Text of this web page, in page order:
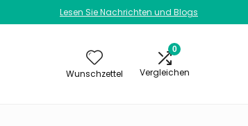
Lesen Sie Nachrichten und Blogs
Wunschzettel
0
Vergleichen